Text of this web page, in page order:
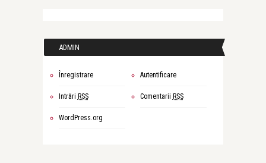
ADMIN
Înregistrare Autentificare
Intrări RSS Comentarii RSS
WordPress.org